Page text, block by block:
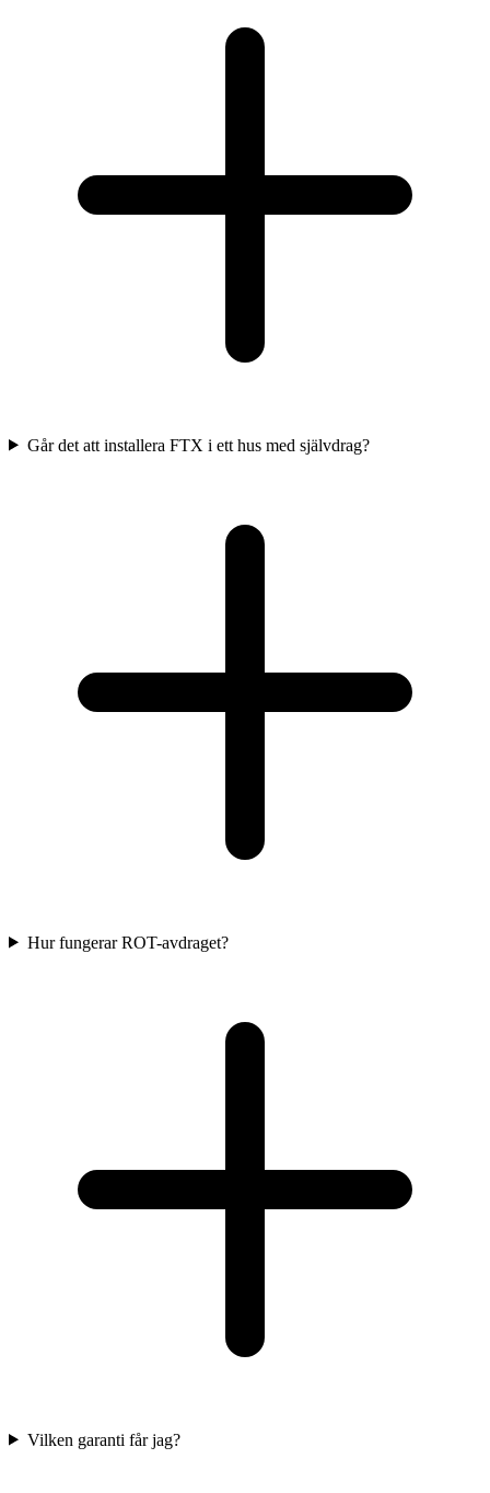
Går det att installera FTX i ett hus med självdrag?
Hur fungerar ROT-avdraget?
Vilken garanti får jag?